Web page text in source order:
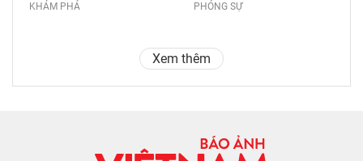
KHÁM PHÁ PHÓNG SỰ
Xem thêm